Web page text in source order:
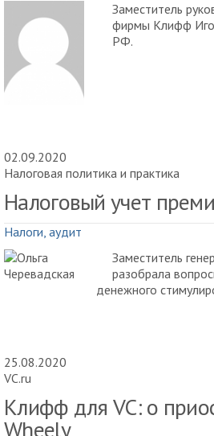
Заместитель
фирмы Клифф
РФ.
02.09.2020
Налоговая политика и практика
Налоговый учет
Налоги, аудит
Заместитель
разобрала
денежного
25.08.2020
VC.ru
Клифф для VC: о
Wheely